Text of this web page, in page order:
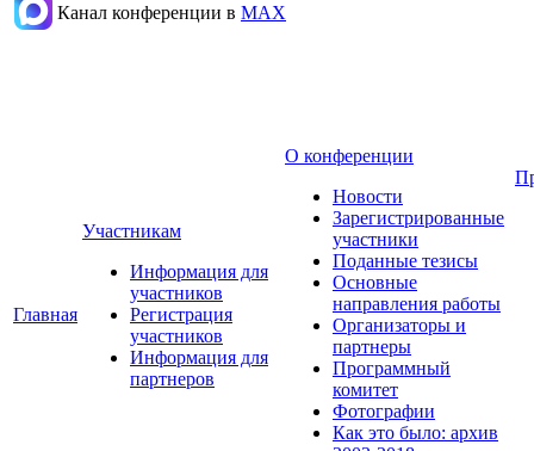
Канал конференции в МАХ
Главная
Участникам
Информация для
участников
Регистрация
участников
Информация для
партнеров
О конференции
Новости
Зарегистрированные
участники
Поданные тезисы
Основные
направления работы
Организаторы и
партнеры
Программный
комитет
Фотографии
Как это было: архив